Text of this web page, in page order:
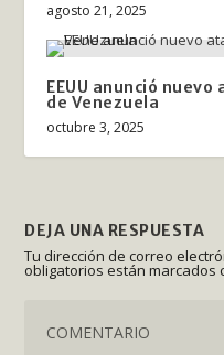
agosto 21, 2025
EEUU anunció
de Venezuela
octubre 3, 2025
DEJA UNA RESPUESTA
Tu dirección de correo
obligatorios están marcados